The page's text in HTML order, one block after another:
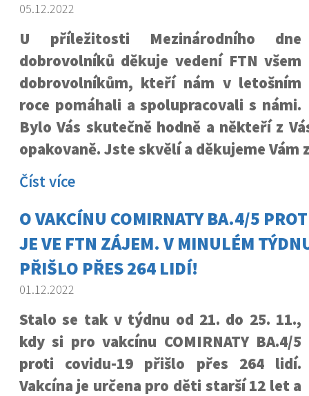
05.12.2022
U příležitosti Mezinárodního dne
dobrovolníků děkuje vedení FTN všem
dobrovolníkům, kteří nám v letošním
roce pomáhali a spolupracovali s námi.
Bylo Vás skutečně hodně a někteří z
opakovaně. Jste skvělí a děkujeme Vám
Číst více
O VAKCÍNU COMIRNATY BA.4/5
JE VE FTN ZÁJEM. V MINULÉM
PŘIŠLO PŘES 264 LIDÍ!
01.12.2022
Stalo se tak v týdnu od 21. do 25. 11.,
kdy si pro vakcínu COMIRNATY BA.4/5
proti covidu-19 přišlo přes 264 lidí.
Vakcína je určena pro děti starší 12 let a